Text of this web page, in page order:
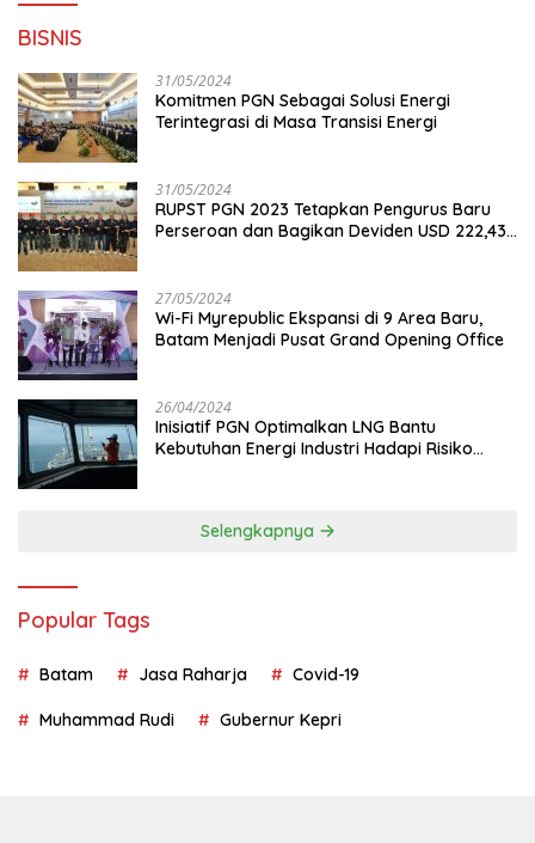
BISNIS
31/05/2024
Komitmen PGN Sebagai Solusi Energi
Terintegrasi di Masa Transisi Energi
31/05/2024
RUPST PGN 2023 Tetapkan Pengurus Baru
Perseroan dan Bagikan Deviden USD 222,43
27/05/2024
Wi-Fi Myrepublic Ekspansi di 9 Area Baru,
Batam Menjadi Pusat Grand Opening Office
26/04/2024
Inisiatif PGN Optimalkan LNG Bantu
Kebutuhan Energi Industri Hadapi Risiko
Selengkapnya
Popular Tags
Batam Jasa Raharja Covid-19
Muhammad Rudi Gubernur Kepri